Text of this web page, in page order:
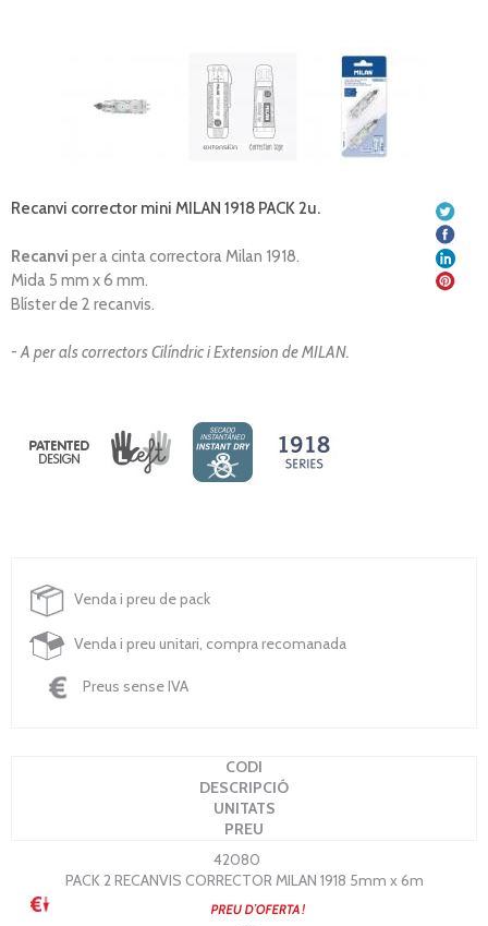
Recanvi corrector mini MILAN 1918 PACK 2u.
Recanvi per a cinta correctora Milan 1918.
Mida 5 mm x 6 mm.
Blíster de 2 recanvis.
- A per als correctors Cilíndric i Extension de MILAN.
Venda i preu de pack
Venda i preu unitari, compra recomanada
Preus sense IVA
CODI
DESCRIPCIÓ
UNITATS
PREU
42080
PACK 2 RECANVIS CORRECTOR MILAN 1918 5mm x 6m